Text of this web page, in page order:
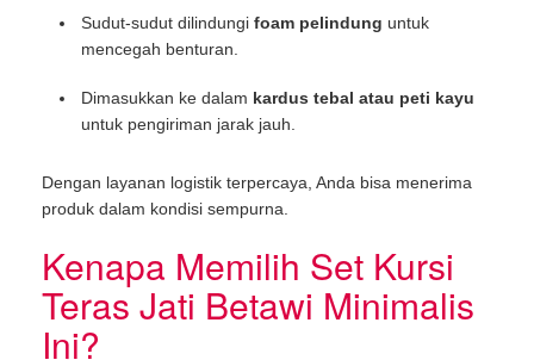
Sudut-sudut dilindungi foam pelindung untuk
mencegah benturan.
Dimasukkan ke dalam kardus tebal atau peti kayu
untuk pengiriman jarak jauh.
Dengan layanan logistik terpercaya, Anda bisa menerima
produk dalam kondisi sempurna.
Kenapa Memilih Set Kursi
Teras Jati Betawi Minimalis
Ini?